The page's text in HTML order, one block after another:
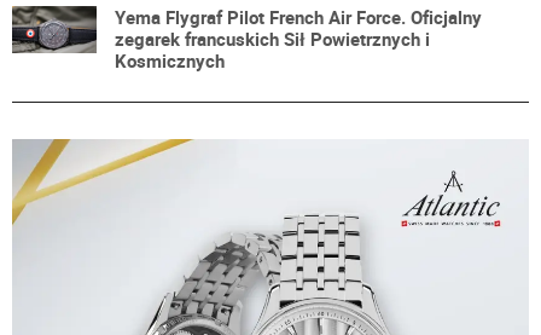
Yema Flygraf Pilot French Air Force. Oficjalny
zegarek francuskich Sił Powietrznych i
Kosmicznych